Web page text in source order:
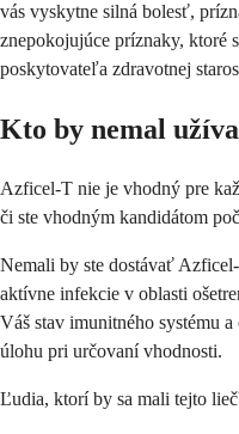
vás vyskytne silná bolesť,
znepokojujúce príznaky, ktoré
poskytovateľa zdravotnej
Kto by nemal
Azficel-T nie je vhodný pre
či ste vhodným kandidátom
Nemali by ste dostávať
aktívne infekcie v oblasti
Váš stav imunitného systému
úlohu pri určovaní vhodnosti.
Ľudia, ktorí by sa mali tejto